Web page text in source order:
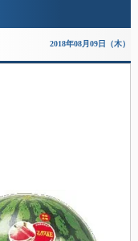
2018年08月09日（木）